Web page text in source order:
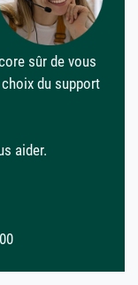
sûr de vous
du support
aider.